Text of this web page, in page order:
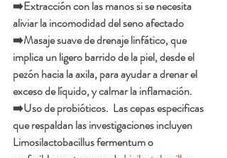
➡️Extracción con las manos si se necesita
aliviar la incomodidad del seno afectado
➡️Masaje suave de drenaje linfático, que
implica un ligero barrido de la piel, desde el
pezón hacia la axila, para ayudar a drenar el
exceso de líquido, y calmar la inflamación.
➡️Uso de probióticos.  Las cepas especificas
que respaldan las investigaciones incluyen
Limosilactobacillus fermentum o